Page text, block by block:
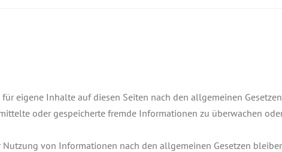
eigene Inhalte auf diesen Seiten nach den allgemeinen
oder gespeicherte fremde Informationen zu überwachen
von Informationen nach den allgemeinen Gesetzen